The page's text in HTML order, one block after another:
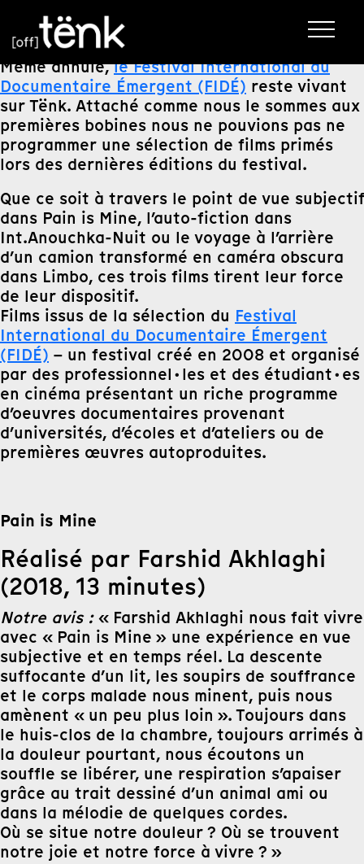
Même annulé,le Festival International du
Documentaire Émergent (FIDÉ) reste vivant
sur Tënk. Attaché comme nous le sommes aux
premières bobines nous ne pouvions pas ne
programmer une sélection de films primés
lors des dernières éditions du festival.
Que ce soit à travers le point de vue subjectif
dans Pain is Mine, l’auto-fiction dans
Int.Anouchka-Nuit ou le voyage à l’arrière
d’un camion transformé en caméra obscura
dans Limbo, ces trois films tirent leur force
de leur dispositif.
Films issus de la sélection du Festival
International du Documentaire Émergent
(FIDÉ) – un festival créé en 2008 et organisé
par des professionnel·les et des étudiant·es
en cinéma présentant un riche programme
d’oeuvres documentaires provenant
d’universités, d’écoles et d’ateliers ou de
premières œuvres autoproduites.
Pain is Mine
Réalisé par Farshid Akhlaghi
(2018, 13 minutes)
Notre avis :« Farshid Akhlaghi nous fait vivre
avec « Pain is Mine » une expérience en vue
subjective et en temps réel. La descente
suffocante d’un lit, les soupirs de souffrance
et le corps malade nous minent, puis nous
amènent « un peu plus loin ». Toujours dans
le huis-clos de la chambre, toujours arrimés à
la douleur pourtant, nous écoutons un
souffle se libérer, une respiration s’apaiser
grâce au trait dessiné d’un animal ami ou
dans la mélodie de quelques cordes.
Où se situe notre douleur ? Où se trouvent
notre joie et notre force à vivre ? »